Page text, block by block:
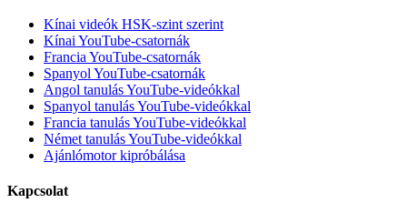
Kínai videók HSK-szint szerint
Kínai YouTube-csatornák
Francia YouTube-csatornák
Spanyol YouTube-csatornák
Angol tanulás YouTube-videókkal
Spanyol tanulás YouTube-videókkal
Francia tanulás YouTube-videókkal
Német tanulás YouTube-videókkal
Ajánlómotor kipróbálása
Kapcsolat